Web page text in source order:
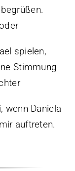
spielen,
Stimmung
wenn Daniela
auftreten.